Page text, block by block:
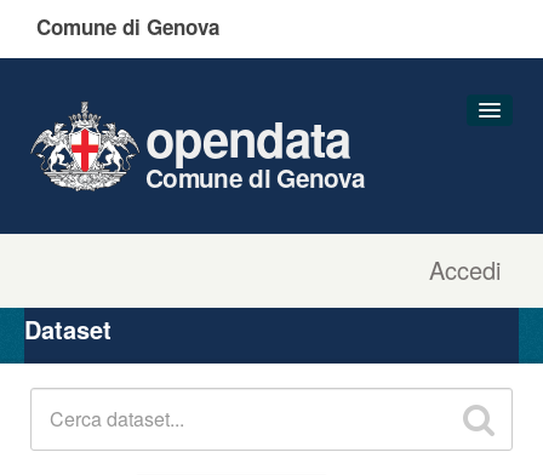
Comune di Genova
Accedi
opendata
Comune di Genova
Organizzazioni
Gruppi
Dataset